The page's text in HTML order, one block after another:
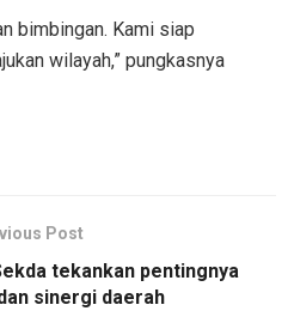
bimbingan. Kami siap
wilayah,” pungkasnya
Post
tekankan pentingnya
sinergi daerah